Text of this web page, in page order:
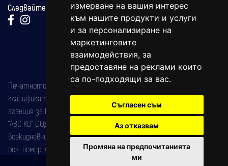
измерване на вашия интерес
към нашите продукти и услуги
и за персонализиране на
маркетинговите
взаимодействия, за
предоставяне на реклами които
са по-подходящи за вас.
Съгласен съм
Аз отказвам
Промяна на предпочитанията
ми
Следвайте ни:
Печатното издание на вестника е регистрирано в националния
класификатор на печатните издания (Българска национална
агенция за ISSN) под номер: ISSN 1312-4722.
"АВС КО" ООД е притежател на марката: Вяра информационен
всекидневник на югозападна България, със свидетелство за марка
рег. номер: 47857/11.05.2004 година.